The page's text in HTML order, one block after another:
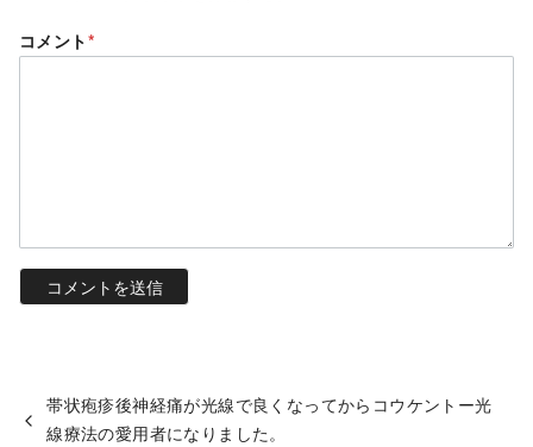
コメント*
帯状疱疹後神経痛が光線で良くなってからコウケントー光
線療法の愛用者になりました。